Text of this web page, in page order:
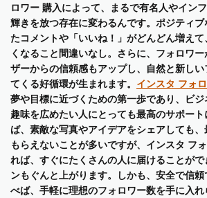
ロワー 購入によって、まるで有名人やイン
輝きを放つ存在に変わるんです。ポジティ
たコメントや「いいね！」がどんどん増え
くなること間違いなし。さらに、フォロワ
ザーからの信頼感もアップし、自然と新し
てくる好循環が生まれます。 インスタ フォ
夢や目標に近づくための第一歩であり、ビ
趣味を広めたい人にとっても最高のサポート
ば、素敵な写真やアイデアをシェアしても
もらえないことが多いですが、インスタ フ
れば、すぐにたくさんの人に届けることが
ンもぐんと上がります。しかも、安全で信
べば、手軽に理想のフォロワー数を手に入